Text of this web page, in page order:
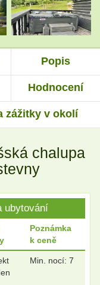
Popis
Hodnocení
zážitky v okolí
chalupa
ubytování
Poznámka
k ceně
Min. nocí: 7